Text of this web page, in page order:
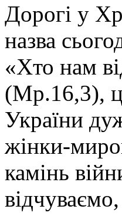
Дорогі у
назва
«Хто нам
(Мр.16,3),
України
жінки-
камінь